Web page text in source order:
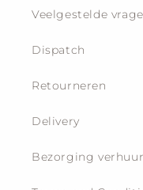
Veelgestelde
Dispatch
Retourneren
Delivery
Bezorging